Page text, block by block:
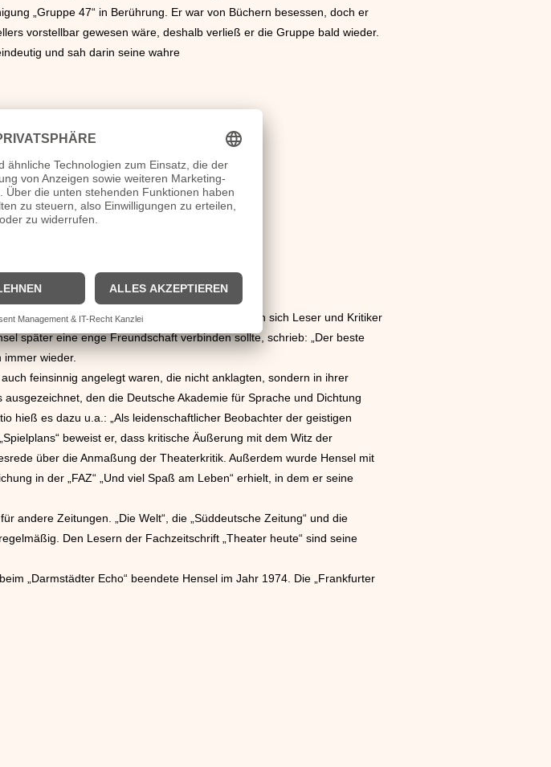
„Gruppe 47“ in Berührung. Er war von Büchern besessen, doch er
vorstellbar gewesen wäre, deshalb verließ er die Gruppe bald wieder.
und sah darin seine wahre
„Spielplan“, der 1966 erschien und über den sich Leser und Kritiker
später eine enge Freundschaft verbinden sollte, schrieb: „Der beste
wieder.
feinsinnig angelegt waren, die nicht anklagten, sondern in ihrer
den die Deutsche Akademie für Sprache und Dichtung
hieß es dazu u.a.: „Als leidenschaftlicher Beobachter der geistigen
beweist er, dass kritische Äußerung mit dem Witz der
über die Anmaßung der Theaterkritik. Außerdem wurde Hensel mit
in der „FAZ“ „Und viel Spaß am Leben“ erhielt, in dem er seine
andere Zeitungen. „Die Welt“, die „Süddeutsche Zeitung“ und die
Den Lesern der Fachzeitschrift „Theater heute“ sind seine
„Darmstädter Echo“ beendete Hensel im Jahr 1974. Die „Frankfurter